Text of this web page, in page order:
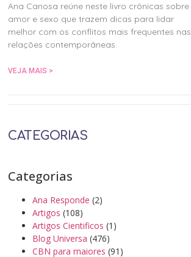
Ana Canosa reúne neste livro crônicas sobre
amor e sexo que trazem dicas para lidar
melhor com os conflitos mais frequentes nas
relações contemporâneas.
VEJA MAIS >
CATEGORIAS
Categorias
Ana Responde (2)
Artigos (108)
Artigos Cientificos (1)
Blog Universa (476)
CBN para maiores (91)